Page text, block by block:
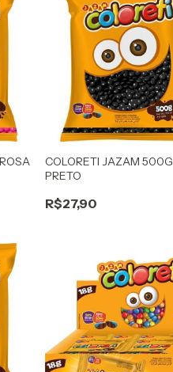
COLORETI JAZAM 500G
PRETO
R$27,90